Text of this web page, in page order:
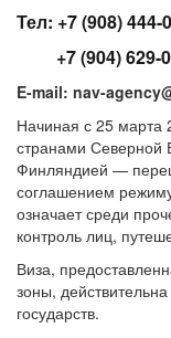
Тел: +7 (908) 444-
+7 (904) 629-
E-mail: nav-
Начиная с 25 марта
странами Северной
Финляндией —
соглашением
означает среди
контроль лиц,
Виза,
зоны,
государств.